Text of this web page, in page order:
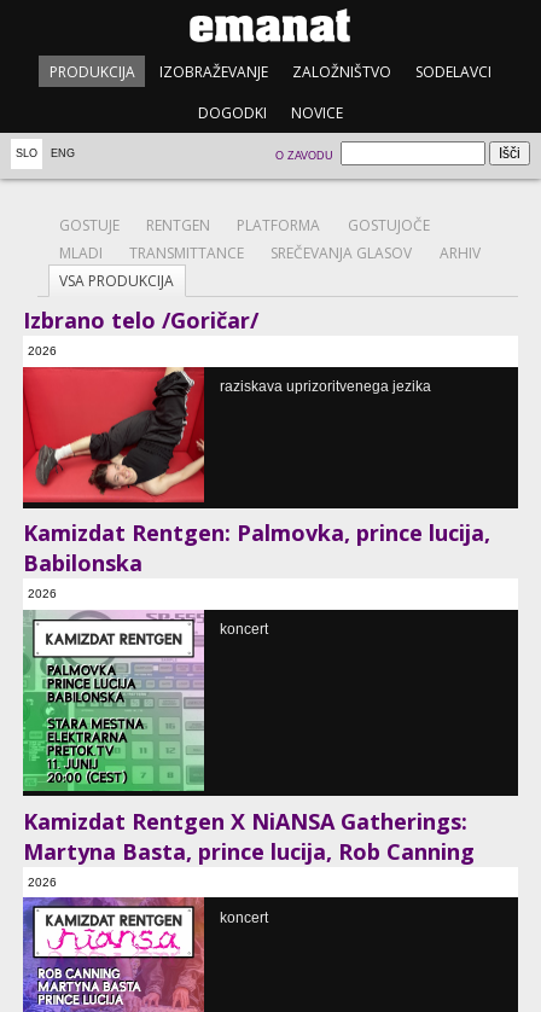
PRODUKCIJA IZOBRAŽEVANJE ZALOŽNIŠTVO SODELAVCI
DOGODKI NOVICE
SLO ENG O ZAVODU
GOSTUJE RENTGEN PLATFORMA
GOSTUJOČE
MLADI
TRANSMITTANCE SREČEVANJA GLASOV
ARHIV
VSA PRODUKCIJA
Izbrano telo /Goričar/
2026
Cankarjev dom, Ljubljana, SI
raziskava uprizoritvenega jezika
Kamizdat Rentgen: Palmovka, prince lucija,
Babilonska
2026
Stara mestna elektrarna - Elektro Ljubljana, Ljubljana, SI
koncert
Kamizdat Rentgen X NiANSA Gatherings:
Martyna Basta, prince lucija, Rob Canning
2026
Rakov Škocjan, SI
koncert